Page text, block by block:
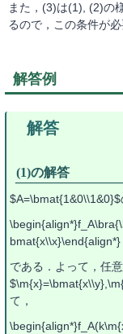
また，(3)は(1), (2)の
るので，この条件が
解答例
(1)の解答
bmat{x\\x}\end{align*}
である．よって，任
て，